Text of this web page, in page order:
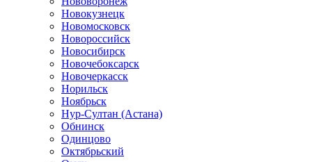
Новокузнецк
Новомосковск
Новороссийск
Новосибирск
Новочебоксарск
Новочеркасск
Норильск
Ноябрьск
Нур-Султан (Астана)
Обнинск
Одинцово
Октябрьский